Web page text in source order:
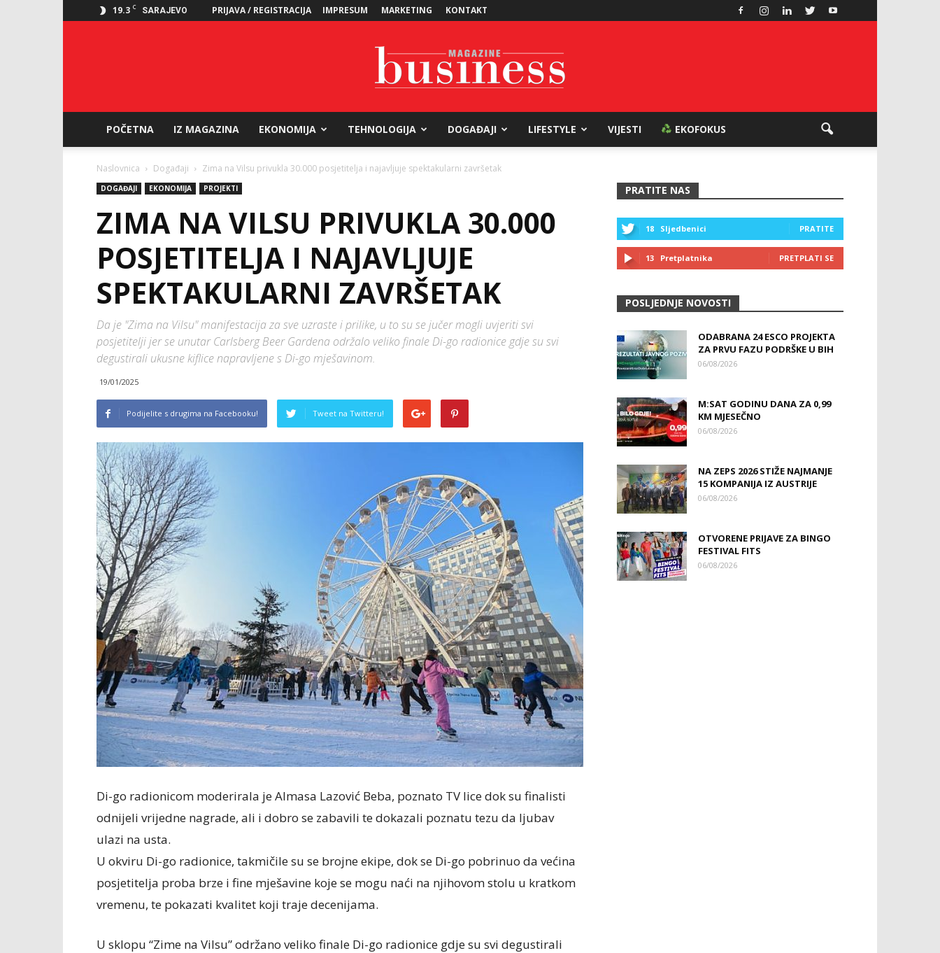
19.3 C SARAJEVO PRIJAVA / REGISTRACIJA IMPRESUM MARKETING KONTAKT
Magazine
POČETNA IZ MAGAZINA EKONOMIJA TEHNOLOGIJA DOGAĐAJI LIFESTYLE VIJESTI EKOFOKUS
Naslovnica Događaji Zima na Vilsu privukla 30.000 posjetitelja i najavljuje spektakularni završetak
DOGAĐAJI EKONOMIJA PROJEKTI
ZIMA NA VILSU PRIVUKLA 30.000
POSJETITELJA I NAJAVLJUJE
SPEKTAKULARNI ZAVRŠETAK
Da je "Zima na Vilsu" manifestacija za sve uzraste i prilike, u to su se jučer mogli uvjeriti svi
posjetitelji jer se unutar Carlsberg Beer Gardena održalo veliko finale Di-go radionice gdje su svi
degustirali ukusne kiflice napravljene s Di-go mješavinom.
19/01/2025
Podijelite s drugima na Facebooku! Tweet na Twitteru!
Di-go radionicom moderirala je Almasa Lazović Beba, poznato TV lice dok su finalisti
odnijeli vrijedne nagrade, ali i dobro se zabavili te dokazali poznatu tezu da ljubav
ulazi na usta.
U okviru Di-go radionice, takmičile su se brojne ekipe, dok se Di-go pobrinuo da većina
posjetitelja proba brze i fine mješavine koje se mogu naći na njihovom stolu u kratkom
vremenu, te pokazati kvalitet koji traje decenijama.
U sklopu “Zime na Vilsu” održano veliko finale Di-go radionice gdje su svi degustirali
PRATITE NAS
18 Sljedbenici PRATITE
13 Pretplatnika PRETPLATI SE
POSLJEDNJE NOVOSTI
ODABRANA 24 ESCO PROJEKTA
ZA PRVU FAZU PODRŠKE U BIH
06/08/2026
M:SAT GODINU DANA ZA 0,99
KM MJESEČNO
06/08/2026
NA ZEPS 2026 STIŽE NAJMANJE
15 KOMPANIJA IZ AUSTRIJE
06/08/2026
OTVORENE PRIJAVE ZA BINGO
FESTIVAL FITS
06/08/2026